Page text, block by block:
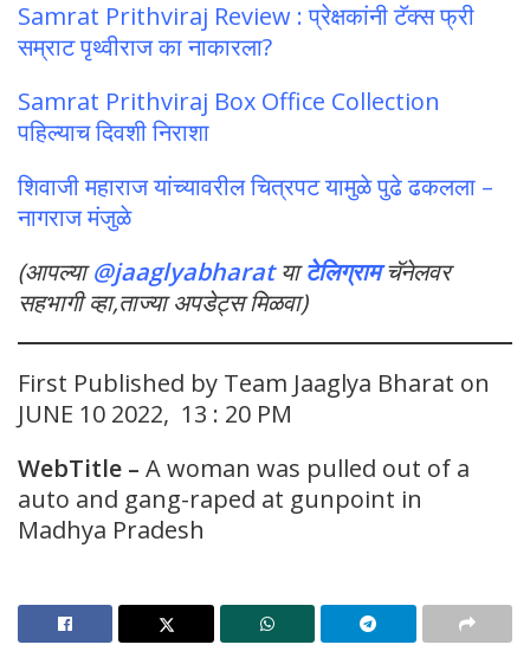
Samrat Prithviraj Review : प्रेक्षकांनी टॅक्स फ्री
सम्राट पृथ्वीराज का नाकारला?
Samrat Prithviraj Box Office Collection
पहिल्याच दिवशी निराशा
शिवाजी महाराज यांच्यावरील चित्रपट यामुळे पुढे ढकलला –
नागराज मंजुळे
(आपल्या@jaaglyabharat याटेलिग्राम चॅनेलवर
सहभागी व्हा,ताज्या अपडेट्स मिळवा)
First Published by Team Jaaglya Bharat on
JUNE 10 2022, 13 : 20 PM
WebTitle – A woman was pulled out of a
auto and gang-raped at gunpoint in
Madhya Pradesh